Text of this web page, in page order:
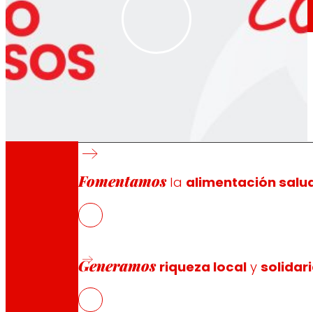
Compromisos
Fomentamosla alimentación
Generamos riqueza local y
Nos comprometemos a
fomentar
“Porque somos una agrupación de
tiendas que busca ofrecer productos de